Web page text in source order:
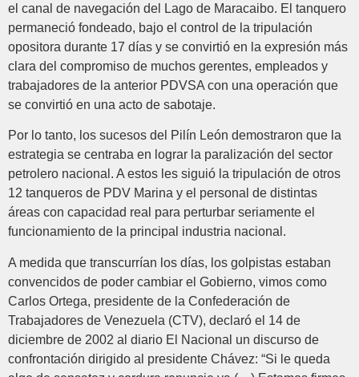
el canal de navegación del Lago de Maracaibo. El tanquero
permaneció fondeado, bajo el control de la tripulación
opositora durante 17 días y se convirtió en la expresión más
clara del compromiso de muchos gerentes, empleados y
trabajadores de la anterior PDVSA con una operación que
se convirtió en una acto de sabotaje.
Por lo tanto, los sucesos del Pilín León demostraron que la
estrategia se centraba en lograr la paralización del sector
petrolero nacional. A estos les siguió la tripulación de otros
12 tanqueros de PDV Marina y el personal de distintas
áreas con capacidad real para perturbar seriamente el
funcionamiento de la principal industria nacional.
A medida que transcurrían los días, los golpistas estaban
convencidos de poder cambiar el Gobierno, vimos como
Carlos Ortega, presidente de la Confederación de
Trabajadores de Venezuela (CTV), declaró el 14 de
diciembre de 2002 al diario El Nacional un discurso de
confrontación dirigido al presidente Chávez: “Si le queda